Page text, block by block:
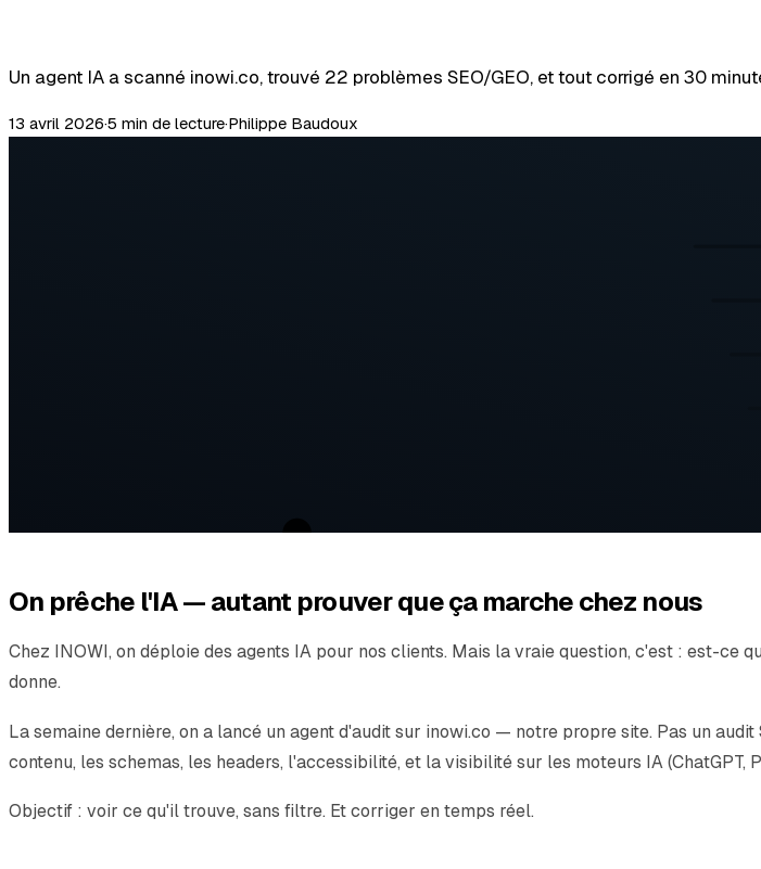
Un agent IA a scanné inowi.co, trouvé 22 problèmes SEO/GEO, et tout corrigé en 30
13 avril 2026·5 min de lecture·Philippe Baudoux
On prêche l'IA — autant prouver que ça marche chez nous
Chez INOWI, on déploie des agents IA pour nos clients. Mais la vraie question, c'est : est-ce
donne.
La semaine dernière, on a lancé un agent d'audit sur inowi.co — notre propre site. Pas un audit
contenu, les schemas, les headers, l'accessibilité, et la visibilité sur les moteurs IA (ChatGPT,
Objectif : voir ce qu'il trouve, sans filtre. Et corriger en temps réel.